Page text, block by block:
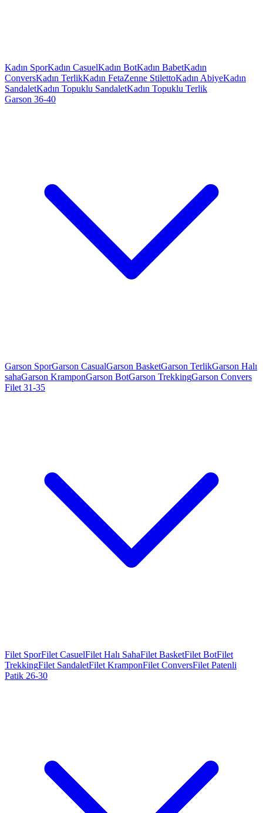
Kadın SporKadın CasuelKadın BotKadın BabetKadın
ConversKadın TerlikKadın FetaZenne StilettoKadın AbiyeKadın
SandaletKadın Topuklu SandaletKadın Topuklu Terlik
Garson 36-40
Garson SporGarson CasualGarson BasketGarson TerlikGarson Halı
sahaGarson KramponGarson BotGarson TrekkingGarson Convers
Filet 31-35
Filet SporFilet CasuelFilet Halı SahaFilet BasketFilet BotFilet
TrekkingFilet SandaletFilet KramponFilet ConversFilet Patenli
Patik 26-30